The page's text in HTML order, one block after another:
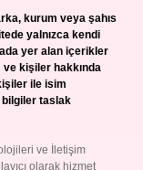
kurum veya şahıs
yalnızca kendi
yer alan içerikler
kişiler hakkında
ile isim
bilgiler taslak
ve İletişim
olarak hizmet